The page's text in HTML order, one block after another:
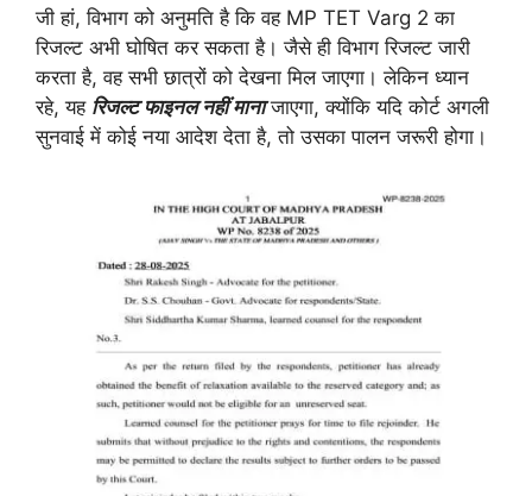
जी हां, विभाग को अनुमति है कि वह MP TET Varg 2 का
रिजल्ट अभी घोषित कर सकता है। जैसे ही विभाग रिजल्ट जारी
करता है, वह सभी छात्रों को देखना मिल जाएगा। लेकिन ध्यान
रहे, यह रिजल्ट फाइनल नहीं मानाजाएगा, क्योंकि यदि कोर्ट अगली
सुनवाई में कोई नया आदेश देता है, तो उसका पालन जरूरी होगा।